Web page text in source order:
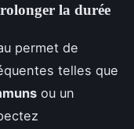
la durée
permet de
telles que
ou un